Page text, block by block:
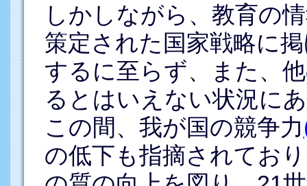
しかしながら、教育の
策定された国家戦略に
するに至らず、また、
るとはいえない状況に
この間、我が国の競争力
の低下も指摘されてお